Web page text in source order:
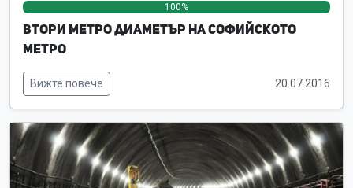
100%
Втори метро диаметър на Софийското
метро
Вижте повече 20.07.2016